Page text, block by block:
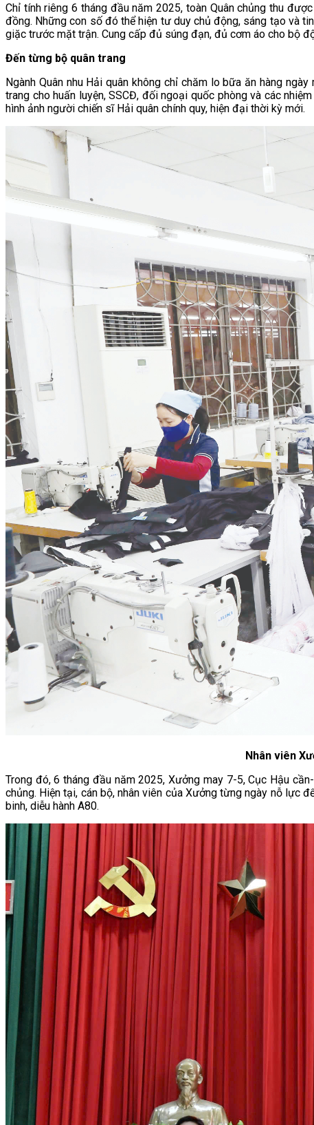
Chỉ tính riêng 6 tháng đầu năm 2025, toàn Quân chủng thu
đồng. Những con số đó thể hiện tư duy chủ động, sáng tạo và
giặc trước mặt trận. Cung cấp đủ súng đạn, đủ cơm áo cho bộ
Đến từng bộ quân trang
Ngành Quân nhu Hải quân không chỉ chăm lo bữa ăn hàng
trang cho huấn luyện, SSCĐ, đối ngoại quốc phòng và các
hình ảnh người chiến sĩ Hải quân chính quy, hiện đại thời kỳ mới.
Nhân viên
Trong đó, 6 tháng đầu năm 2025, Xưởng may 7-5, Cục Hậu
chủng. Hiện tại, cán bộ, nhân viên của Xưởng từng ngày nỗ lực
binh, diễu hành A80.